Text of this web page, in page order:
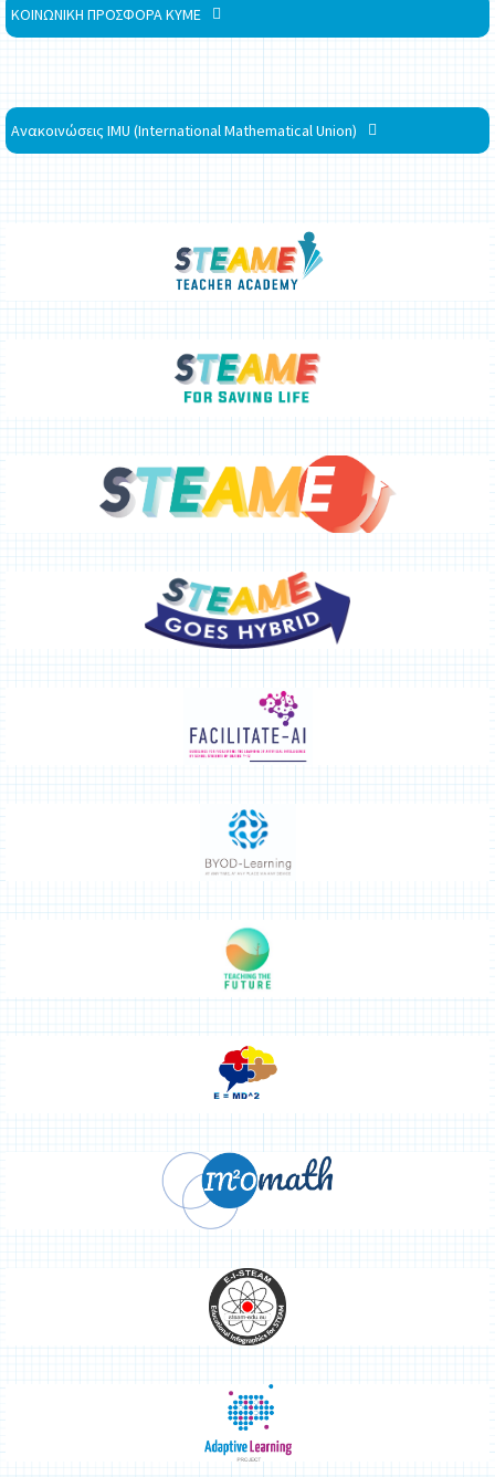
ΚΟΙΝΩΝΙΚΗ ΠΡΟΣΦΟΡΑ ΚΥΜΕ
Ανακοινώσεις IMU (International Mathematical Union)